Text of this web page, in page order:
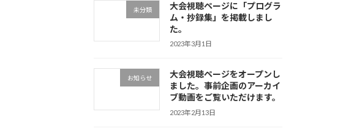
未分類
大会視聴ページに「プログラ
ム・抄録集」を掲載しまし
た。
2023年3月1日
お知らせ
大会視聴ページをオープンし
ました。事前企画のアーカイ
ブ動画をご覧いただけます。
2023年2月13日